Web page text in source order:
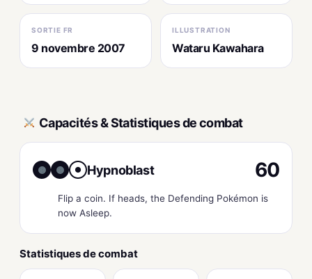
SORTIE FR
9 novembre 2007
ILLUSTRATION
Wataru Kawahara
Capacités & Statistiques de combat
● Hypnoblast 60
Flip a coin. If heads, the Defending Pokémon is
now Asleep.
Statistiques de combat